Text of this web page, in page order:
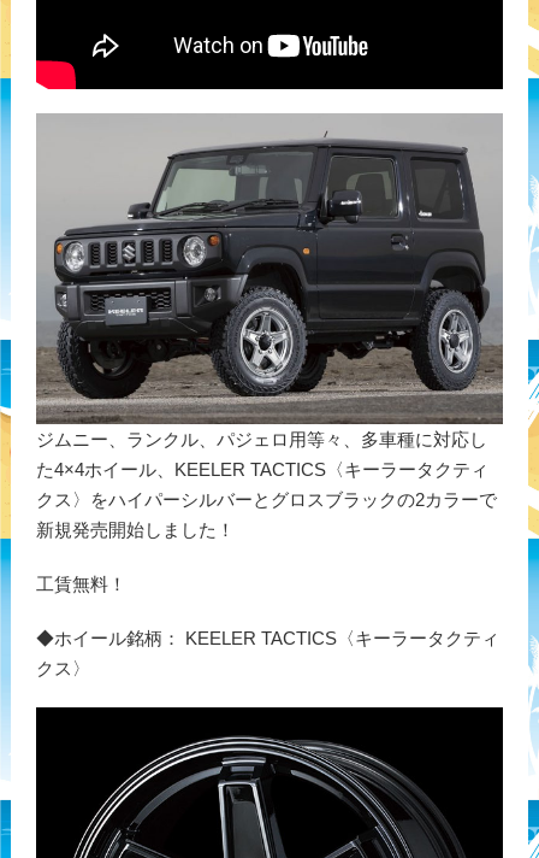
ジムニー、ランクル、パジェロ用等々、多車種に対応し
た4×4ホイール、KEELER TACTICS〈キーラータクティ
クス〉をハイパーシルバーとグロスブラックの2カラーで
新規発売開始しました！
工賃無料！
◆ホイール銘柄： KEELER TACTICS〈キーラータクティ
クス〉